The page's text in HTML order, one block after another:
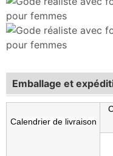
Emballage et
Calendrier de livraison